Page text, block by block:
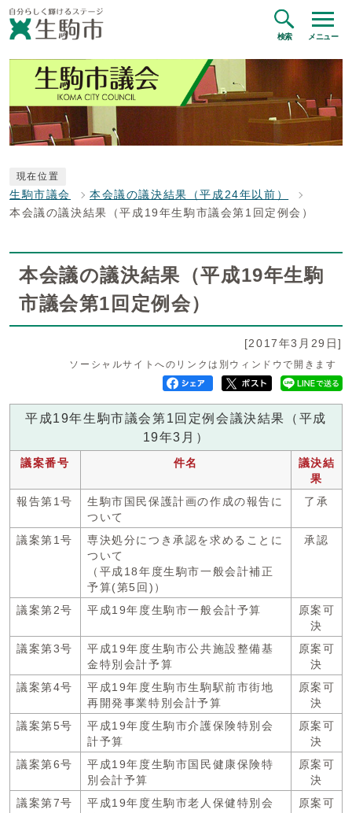
検索 メニュー
現在位置
生駒市議会
本会議の議決結果（平成24年以前）
本会議の議決結果（平成19年生駒市議会第1回定例会）
本会議の議決結果（平成19年生駒
市議会第1回定例会）
[2017年3月29日]
ソーシャルサイトへのリンクは別ウィンドウで開きます
平成19年生駒市議会第1回定例会議決結果（平成
19年3月）
議案番号 件名
議決結
果
報告第1号
生駒市国民保護計画の作成の報告に
ついて
了承
議案第1号
専決処分につき承認を求めることに
ついて
（平成18年度生駒市一般会計補正
予算(第5回)）
承認
議案第2号 平成19年度生駒市一般会計予算
原案可
決
議案第3号
平成19年度生駒市公共施設整備基
金特別会計予算
原案可
決
議案第4号
平成19年度生駒市生駒駅前市街地
再開発事業特別会計予算
原案可
決
議案第5号
平成19年度生駒市介護保険特別会
計予算
原案可
決
議案第6号
平成19年度生駒市国民健康保険特
別会計予算
原案可
決
議案第7号
平成19年度生駒市老人保健特別会
原案可